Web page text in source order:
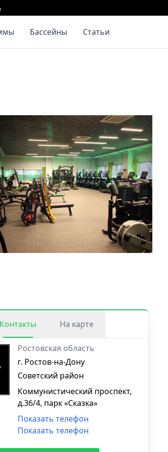
Бассейны Статьи
Контакты На карте
Ростовская область
г. Ростов-на-Дону
Советский район
Коммунистический проспект,
д.36/4, парк «Сказка»
Показать телефон
Показать телефон